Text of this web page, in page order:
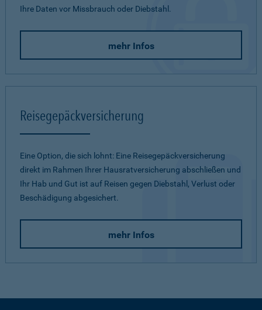
Ihre Daten vor Missbrauch oder Diebstahl.
mehr Infos
Reisegepäckversicherung
Eine Option, die sich lohnt: Eine Reisegepäckversicherung
direkt im Rahmen Ihrer Hausratversicherung abschließen und
Ihr Hab und Gut ist auf Reisen gegen Diebstahl, Verlust oder
Beschädigung abgesichert.
mehr Infos